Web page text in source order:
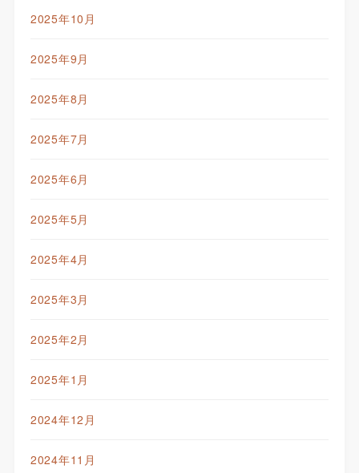
2025年10月
2025年9月
2025年8月
2025年7月
2025年6月
2025年5月
2025年4月
2025年3月
2025年2月
2025年1月
2024年12月
2024年11月